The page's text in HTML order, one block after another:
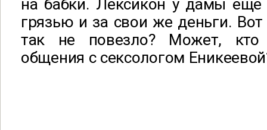
на бабки. Лексикон у дамы еще
грязью и за свои же деньги.
так не повезло? Может,
общения с сексологом